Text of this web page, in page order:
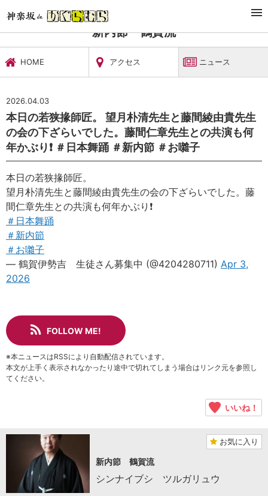
習い事・稽古 新内節 鶴賀流
新内節 鶴賀流
HOME アクセス ニュース
2026.04.03
本日の若狭掾師匠。 望月朴清先生と藤間綾由貴先生
の会の下ざらいでした。藤間仁章先生との共演も何
年かぶり❗️ ＃日本舞踊 ＃新内節 ＃お囃子
本日の若狭掾師匠。
望月朴清先生と藤間綾由貴先生の会の下ざらいでした。藤
間仁章先生との共演も何年かぶり❗️
＃日本舞踊
＃新内節
＃お囃子
— 鶴賀伊勢吉 生徒さん募集中 (@4204280711) Apr 3,
2026
FOLLOW ME!
※本ニュースはRSSにより自動配信されています。
本文が上手く表示されなかったり途中で切れてしまう場合はリンク元を参照し
てください。
いいね！
お気に入り
新内節 鶴賀流
シンナイブシ ツルガリュウ